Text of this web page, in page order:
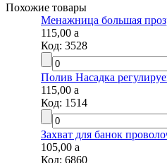
Похожие товары
Менажница большая
115,00 a
Код: 3528
Полив Насадка
115,00 a
Код: 1514
Захват для банок
105,00 a
Код: 6860